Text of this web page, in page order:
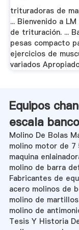
trituradoras de
... Bienvenido a
de trituración. ...
pesas compacto
ejercicios de
variados
Equipos
escala
Molino De Bolas
molino motor de
maquina
molino de barra
Fabricantes de
acero molinos de
molino de
molino de
Tesis Y Historia